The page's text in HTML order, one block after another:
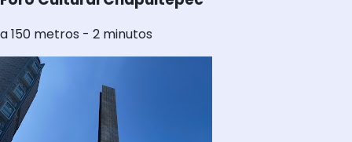
a 150 metros - 2 minutos